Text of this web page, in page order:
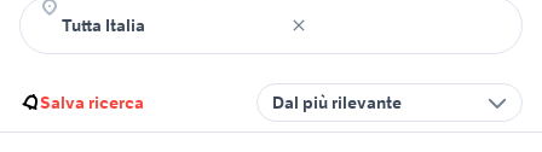
Salva ricerca Dal più rilevante